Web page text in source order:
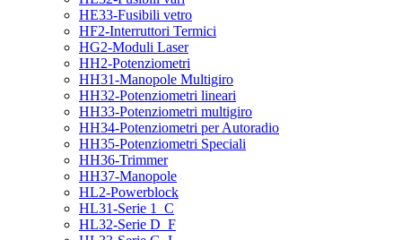
HE33-Fusibili vetro
HF2-Interruttori Termici
HG2-Moduli Laser
HH2-Potenziometri
HH31-Manopole Multigiro
HH32-Potenziometri lineari
HH33-Potenziometri multigiro
HH34-Potenziometri per Autoradio
HH35-Potenziometri Speciali
HH36-Trimmer
HH37-Manopole
HL2-Powerblock
HL31-Serie 1_C
HL32-Serie D_F